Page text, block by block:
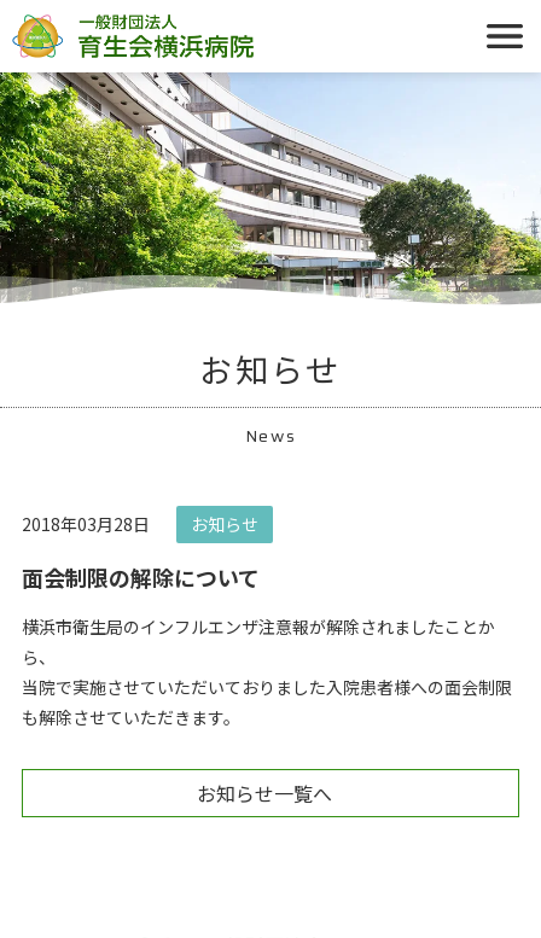
お知らせ
News
2018年03月28日 お知らせ
面会制限の解除について
横浜市衛生局のインフルエンザ注意報が解除されましたことか
ら、
当院で実施させていただいておりました入院患者様への面会制限
も解除させていただきます。
お知らせ一覧へ